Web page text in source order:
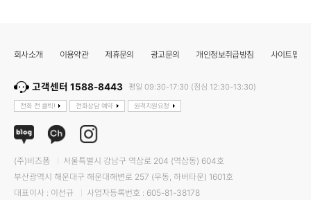
회사소개 이용약관 제휴문의 광고문의 개인정보취급방침 사이트맵
고객센터 1588-8443 평일 09:30-17:30 (점심 12:30-13:30)
전화 전 클릭! 전화상담 예약 원격지원요청
(주)비즈폼
서울특별시 강남구 역삼로 204 (역삼동) 604호
부산광역시 해운대구 해운대해변로 257 (우동, 하버타운) 1601호
대표이사 : 이선규
사업자등록번호 : 605-81-38178